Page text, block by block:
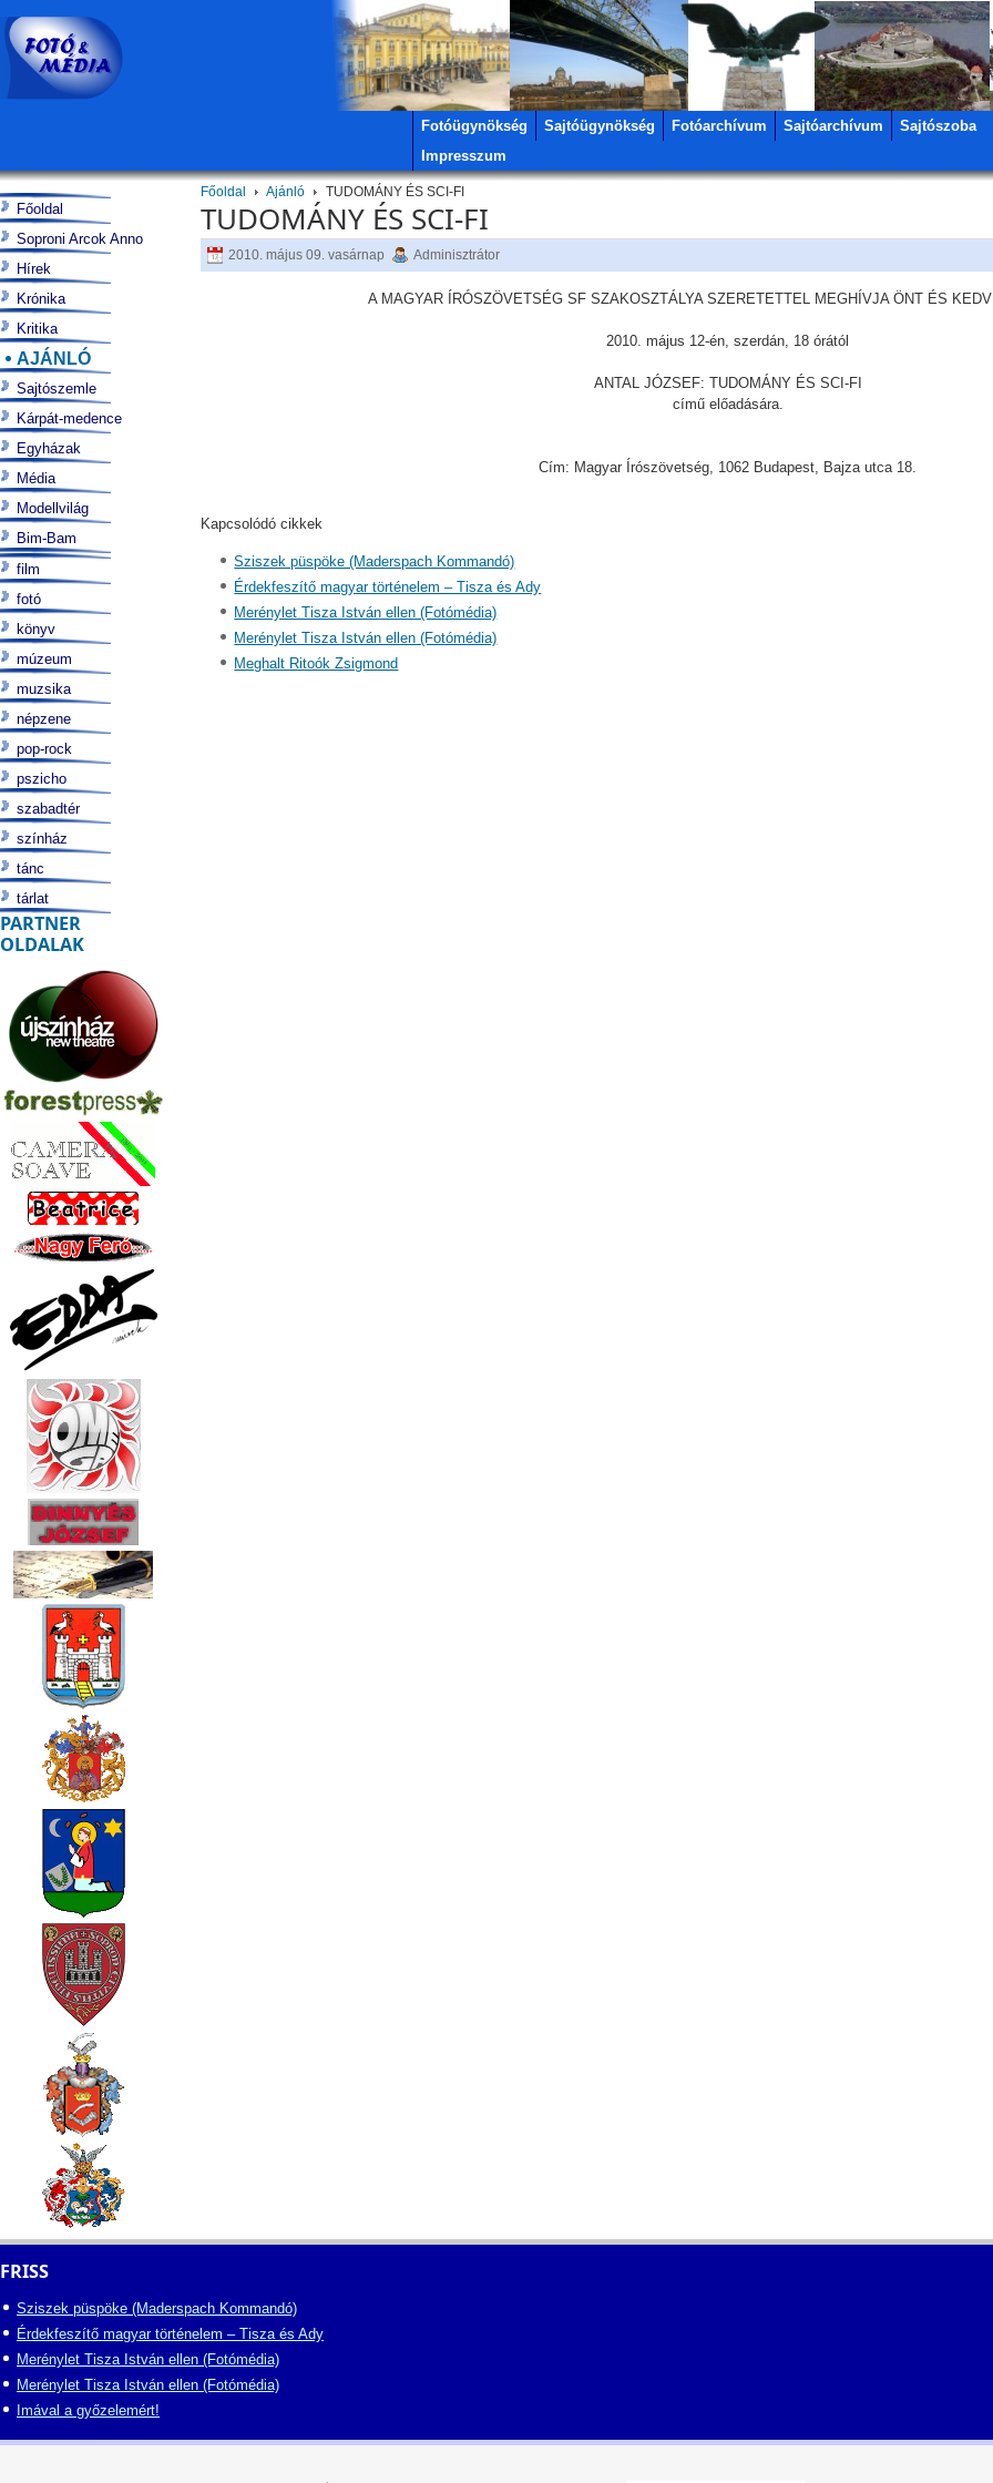
Fotóügynökség Sajtóügynökség Fotóarchívum Sajtóarchívum
Sajtószoba
Impresszum
Főoldal Ajánló TUDOMÁNY ÉS SCI-FI
TUDOMÁNY ÉS SCI-FI
2010. május 09. vasárnap Adminisztrátor
A MAGYAR ÍRÓSZÖVETSÉG SF SZAKOSZTÁLYA SZERETETTEL MEGHÍVJA ÖNT ÉS
2010. május 12-én, szerdán, 18 órától
ANTAL JÓZSEF: TUDOMÁNY ÉS SCI-FI
című előadására.
Cím: Magyar Írószövetség, 1062 Budapest, Bajza utca 18.
Kapcsolódó cikkek
Sziszek püspöke (Maderspach Kommandó)
Érdekfeszítő magyar történelem – Tisza és Ady
Merénylet Tisza István ellen (Fotómédia)
Merénylet Tisza István ellen (Fotómédia)
Meghalt Ritoók Zsigmond
Főoldal
Soproni Arcok Anno
Hírek
Krónika
Kritika
AJÁNLÓ
Sajtószemle
Kárpát-medence
Egyházak
Média
Modellvilág
Bim-Bam
film
fotó
könyv
múzeum
muzsika
népzene
pop-rock
pszicho
szabadtér
színház
tánc
tárlat
PARTNER
OLDALAK
FRISS
Sziszek püspöke (Maderspach Kommandó)
Érdekfeszítő magyar történelem – Tisza és Ady
Merénylet Tisza István ellen (Fotómédia)
Merénylet Tisza István ellen (Fotómédia)
Imával a győzelemért!